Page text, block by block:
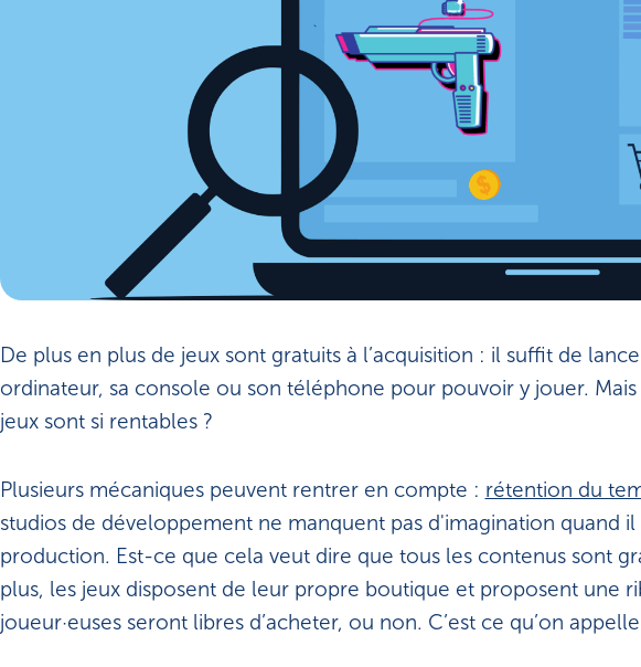
De plus en plus de jeux sont gratuits à l’acquisition : il suffit de
ordinateur, sa console ou son téléphone pour pouvoir y jouer.
jeux sont si rentables ?
Plusieurs mécaniques peuvent rentrer en compte : rétention du
studios de développement ne manquent pas d'imagination quand
production. Est-ce que cela veut dire que tous les contenus sont
plus, les jeux disposent de leur propre boutique et proposent une
joueur·euses seront libres d’acheter, ou non. C’est ce qu’on